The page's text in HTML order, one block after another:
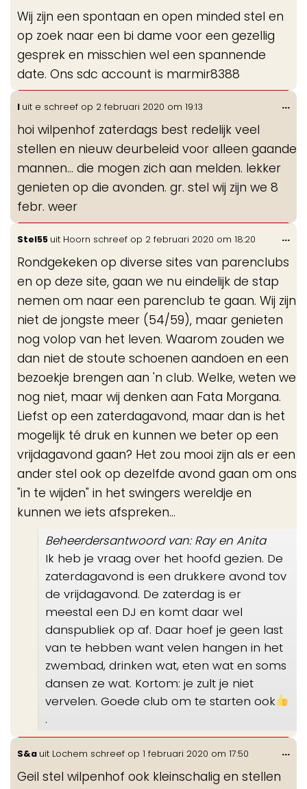
Wij zijn een spontaan en open minded stel en
op zoek naar een bi dame voor een gezellig
gesprek en misschien wel een spannende
date. Ons sdc account is marmir8388
l uit e schreef op 2 februari 2020 om 19:13
hoi wilpenhof zaterdags best redelijk veel
stellen en nieuw deurbeleid voor alleen gaande
mannen... die mogen zich aan melden. lekker
genieten op die avonden. gr. stel wij zijn we 8
febr. weer
...
Stel55 uit Hoorn schreef op 2 februari 2020 om 18:20
Rondgekeken op diverse sites van parenclubs
en op deze site, gaan we nu eindelijk de stap
nemen om naar een parenclub te gaan. Wij zijn
niet de jongste meer (54/59), maar genieten
nog volop van het leven. Waarom zouden we
dan niet de stoute schoenen aandoen en een
bezoekje brengen aan 'n club. Welke, weten we
nog niet, maar wij denken aan Fata Morgana.
Liefst op een zaterdagavond, maar dan is het
mogelijk té druk en kunnen we beter op een
vrijdagavond gaan? Het zou mooi zijn als er een
ander stel ook op dezelfde avond gaan om ons
"in te wijden" in het swingers wereldje en
kunnen we iets afspreken...
Beheerdersantwoord van: Ray en Anita
Ik heb je vraag over het hoofd gezien. De
zaterdagavond is een drukkere avond tov
de vrijdagavond. De zaterdag is er
meestal een DJ en komt daar wel
danspubliek op af. Daar hoef je geen last
van te hebben want velen hangen in het
zwembad, drinken wat, eten wat en soms
dansen ze wat. Kortom: je zult je niet
vervelen. Goede club om te starten ook
.
...
S&a uit Lochem schreef op 1 februari 2020 om 17:50
Geil stel wilpenhof ook kleinschalig en stellen
...